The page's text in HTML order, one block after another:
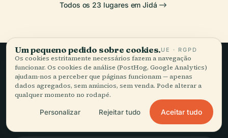
Todos os 23 lugares em Jidá
Viagem lenta,
bem contada.
Um pequeno pedido sobre cookies.UE · RGPD
Os cookies estritamente necessários fazem a navegação
funcionar. Os cookies de análise (PostHog, Google Analytics)
ajudam-nos a perceber que páginas funcionam — apenas
dados agregados, sem anúncios, sem venda. Pode alterar a
qualquer momento no rodapé.
Personalizar Rejeitar tudo Aceitar tudo